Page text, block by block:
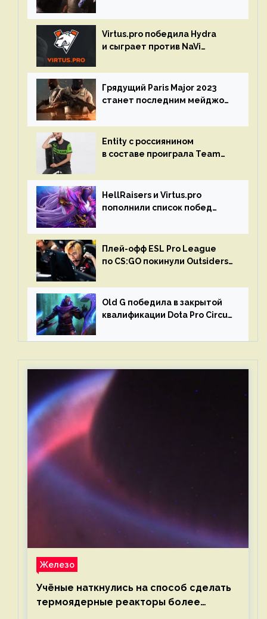
Virtus.pro победила Hydra
и сыграет против NaVi
Грядущий Paris Major 2023
станет последним мейджор-
Entity с россиянином
в составе проиграла Team
HellRaisers и Virtus.pro
пополнили список побед
Плей-офф ESL Pro League
по CS:GO покинули Outsiders
Old G победила в закрытой
квалификации Dota Pro Circuit
Железо
Учёные наткнулись на способ сделать
термоядерные реакторы более